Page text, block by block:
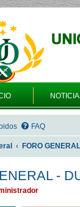
FAQ
FORO
-